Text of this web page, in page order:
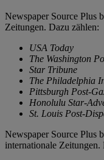
Newspaper Source Plus
Zeitungen. Dazu zählen:
USA Today
The Washington
Star Tribune
The Philadelphia
Pittsburgh Post-
Honolulu Star-
St. Louis Post-
Newspaper Source Plus
internationale Zeitungen.